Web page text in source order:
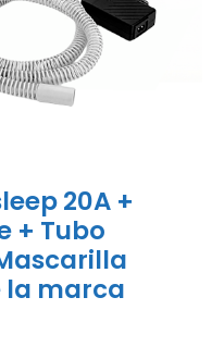
20A +
+ Tubo
la marca